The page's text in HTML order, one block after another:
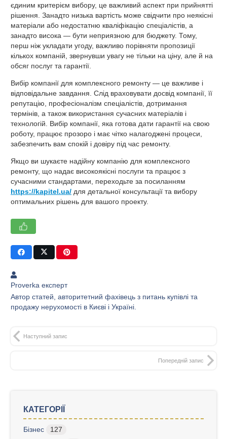
єдиним критерієм вибору, це важливий аспект при прийнятті
рішення. Занадто низька вартість може свідчити про неякісні
матеріали або недостатню кваліфікацію спеціалістів, а
занадто висока — бути неприязною для бюджету. Тому,
перш ніж укладати угоду, важливо порівняти пропозиції
кількох компаній, звернувши увагу не тільки на ціну, але й на
обсяг послуг та гарантії.
Вибір компанії для комплексного ремонту — це важливе і
відповідальне завдання. Слід враховувати досвід компанії, її
репутацію, професіоналізм спеціалістів, дотримання
термінів, а також використання сучасних матеріалів і
технологій. Вибір компанії, яка готова дати гарантії на свою
роботу, працює прозоро і має чітко налагоджені процеси,
забезпечить вам спокій і довіру під час ремонту.
Якщо ви шукаєте надійну компанію для комплексного
ремонту, що надає високоякісні послуги та працює з
сучасними стандартами, переходьте за посиланням
https://kapitel.ua/ для детальної консультації та вибору
оптимальних рішень для вашого проекту.
Proverka експерт
Автор статей, авторитетний фахівець з питань купівлі та
продажу нерухомості в Києві і Україні.
Наступний запис
Попередній запис
КАТЕГОРІЇ
Бізнес
127